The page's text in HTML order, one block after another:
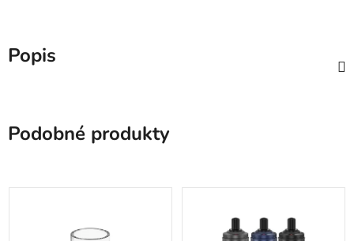
Popis
Podobné produkty